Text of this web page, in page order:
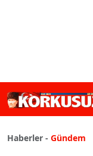
Haberler - Gündem